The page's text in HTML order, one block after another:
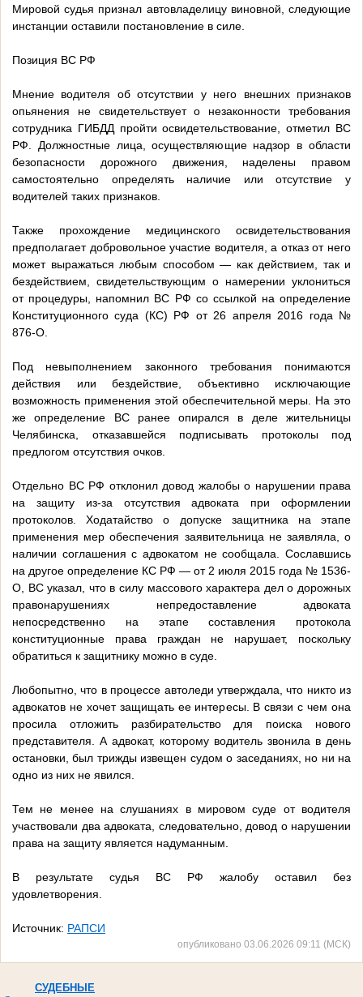
Мировой судья признал автовладелицу виновной, следующие
инстанции оставили постановление в силе.
Позиция ВС РФ
Мнение водителя об отсутствии у него внешних признаков
опьянения не свидетельствует о незаконности требования
сотрудника ГИБДД пройти освидетельствование, отметил ВС
РФ. Должностные лица, осуществляющие надзор в области
безопасности дорожного движения, наделены правом
самостоятельно определять наличие или отсутствие у
водителей таких признаков.
Также прохождение медицинского освидетельствования
предполагает добровольное участие водителя, а отказ от него
может выражаться любым способом — как действием, так и
бездействием, свидетельствующим о намерении уклониться
от процедуры, напомнил ВС РФ со ссылкой на определение
Конституционного суда (КС) РФ от 26 апреля 2016 года №
876-О.
Под невыполнением законного требования понимаются
действия или бездействие, объективно исключающие
возможность применения этой обеспечительной меры. На это
же определение ВС ранее опирался в деле жительницы
Челябинска, отказавшейся подписывать протоколы под
предлогом отсутствия очков.
Отдельно ВС РФ отклонил довод жалобы о нарушении права
на защиту из-за отсутствия адвоката при оформлении
протоколов. Ходатайство о допуске защитника на этапе
применения мер обеспечения заявительница не заявляла, о
наличии соглашения с адвокатом не сообщала. Сославшись
на другое определение КС РФ — от 2 июля 2015 года № 1536-
О, ВС указал, что в силу массового характера дел о дорожных
правонарушениях непредоставление адвоката
непосредственно на этапе составления протокола
конституционные права граждан не нарушает, поскольку
обратиться к защитнику можно в суде.
Любопытно, что в процессе автоледи утверждала, что никто из
адвокатов не хочет защищать ее интересы. В связи с чем она
просила отложить разбирательство для поиска нового
представителя. А адвокат, которому водитель звонила в день
остановки, был трижды извещен судом о заседаниях, но ни на
одно из них не явился.
Тем не менее на слушаниях в мировом суде от водителя
участвовали два адвоката, следовательно, довод о нарушении
права на защиту является надуманным.
В результате судья ВС РФ жалобу оставил без
удовлетворения.
Источник: РАПСИ
опубликовано 03.06.2026 09:11 (МСК)
СУДЕБНЫЕ